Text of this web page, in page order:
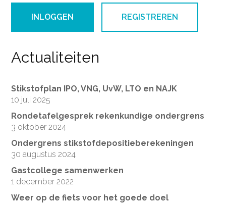
INLOGGEN REGISTREREN
Actualiteiten
Stikstofplan IPO, VNG, UvW, LTO en NAJK
10 juli 2025
Rondetafelgesprek rekenkundige ondergrens
3 oktober 2024
Ondergrens stikstofdepositieberekeningen
30 augustus 2024
Gastcollege samenwerken
1 december 2022
Weer op de fiets voor het goede doel